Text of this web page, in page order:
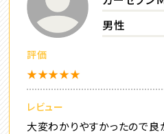
男性
評価
★★★★★
レビュー
大変わかりやすかったので良